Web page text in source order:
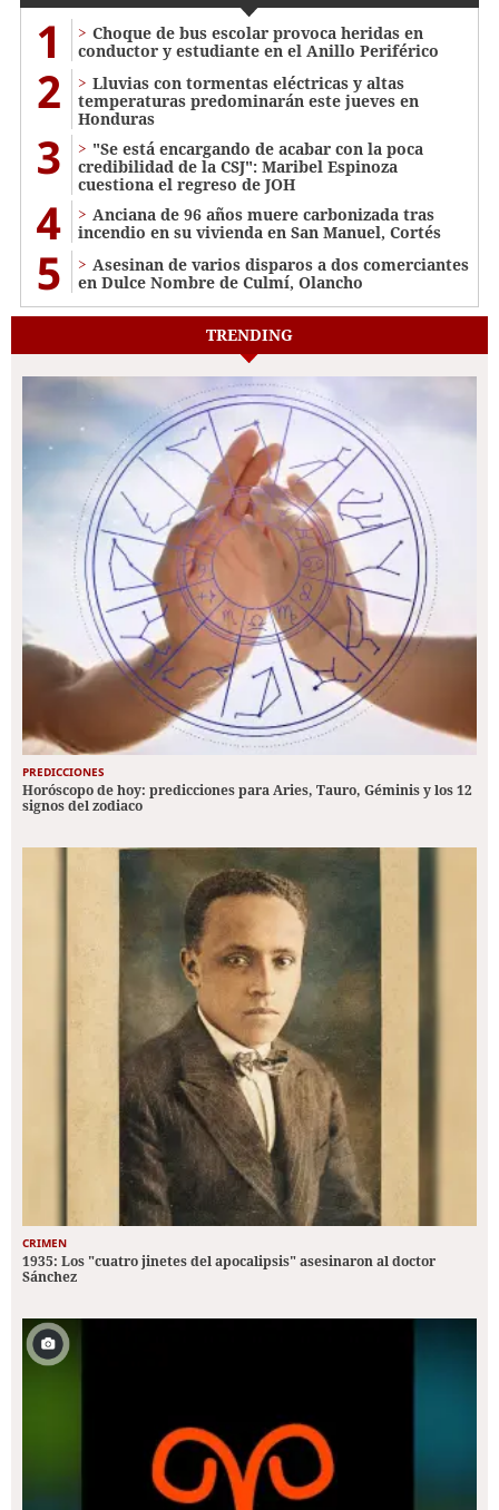
1
Choque de bus escolar provoca heridas en
conductor y estudiante en el Anillo Periférico
2
Lluvias con tormentas eléctricas y altas
temperaturas predominarán este jueves en
Honduras
3
"Se está encargando de acabar con la poca
credibilidad de la CSJ": Maribel Espinoza
cuestiona el regreso de JOH
4
Anciana de 96 años muere carbonizada tras
incendio en su vivienda en San Manuel, Cortés
5
Asesinan de varios disparos a dos comerciantes
en Dulce Nombre de Culmí, Olancho
TRENDING
PREDICCIONES
Horóscopo de hoy: predicciones para Aries, Tauro, Géminis y los 12
signos del zodiaco
CRIMEN
1935: Los "cuatro jinetes del apocalipsis" asesinaron al doctor
Sánchez